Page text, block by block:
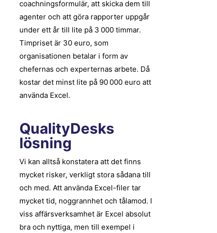
coachningsformulär, att skicka dem till
agenter och att göra rapporter uppgår
under ett år till lite på 3 000 timmar.
Timpriset är 30 euro, som
organisationen betalar i form av
chefernas och experternas arbete. Då
kostar det minst lite på 90 000 euro att
använda Excel.
QualityDesks
lösning
Vi kan alltså konstatera att det finns
mycket risker, verkligt stora sådana till
och med. Att använda Excel-filer tar
mycket tid, noggrannhet och tålamod. I
viss affärsverksamhet är Excel absolut
bra och nyttiga, men till exempel i